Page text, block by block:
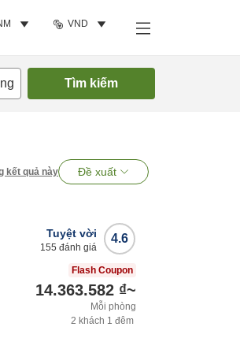
VND
Tìm kiếm
kết quả này Đề xuất
4.6
Tuyệt vời
155 đánh giá
Flash Coupon
14.363.582 ₫~
Mỗi phòng
2 khách 1 đêm